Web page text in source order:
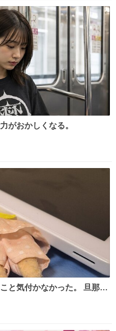
がおかしくなる。
と気付かなかった。 旦那だ
声出せずともSOSが伝わっ
て、泣きじゃくる娘に自分